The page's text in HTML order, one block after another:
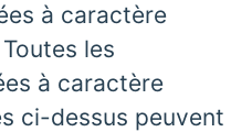
à caractère
les
à caractère
ci-dessus peuvent